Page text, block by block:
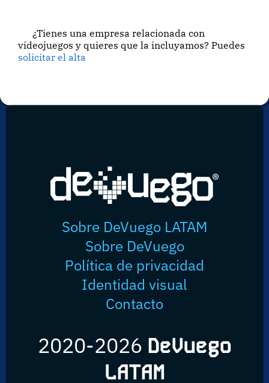
¿Tienes una empresa relacionada con
videojuegos y quieres que la incluyamos? Puedes
solicitar el alta
Sobre DeVuego LATAM
Sobre DeVuego
Política de privacidad
Identidad visual
Contacto
2020-2026 DeVuego
LATAM